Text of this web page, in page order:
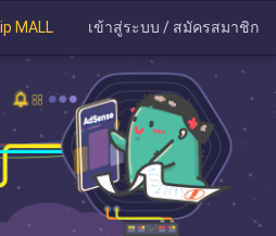
MALL เข้าสู่ระบบ / สมัครสมาชิก